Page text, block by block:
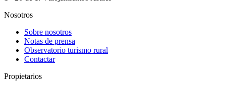
Nosotros
Sobre nosotros
Notas de prensa
Observatorio turismo rural
Contactar
Propietarios